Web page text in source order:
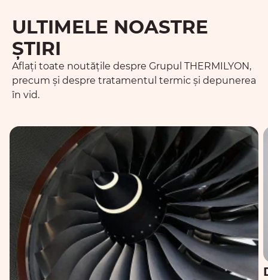
ULTIMELE NOASTRE
ȘTIRI
Aflați toate noutățile despre Grupul THERMILYON,
precum și despre tratamentul termic și depunerea
în vid.
Care sunt implicațiile certificărilor pentru